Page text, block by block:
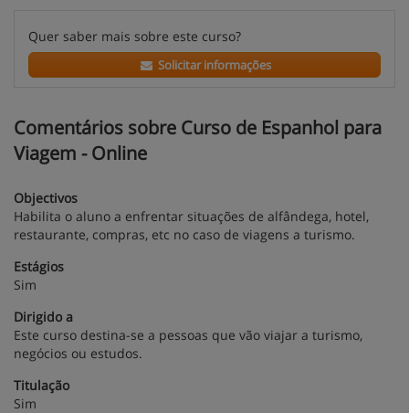
Quer saber mais sobre este curso?
Solicitar informações
Comentários sobre Curso de Espanhol para
Viagem - Online
Objectivos
Habilita o aluno a enfrentar situações de alfândega, hotel,
restaurante, compras, etc no caso de viagens a turismo.
Estágios
Sim
Dirigido a
Este curso destina-se a pessoas que vão viajar a turismo,
negócios ou estudos.
Titulação
Sim